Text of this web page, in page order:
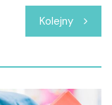
Kolejny